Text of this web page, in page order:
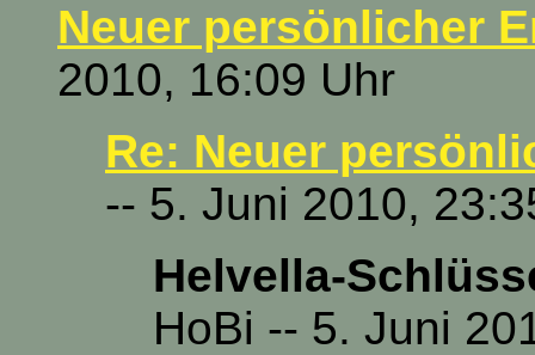
Neuer persönlicher
2010, 16:09 Uhr
Re: Neuer
-- 5. Juni 2010,
Helvella-
HoBi -- 5. Juni